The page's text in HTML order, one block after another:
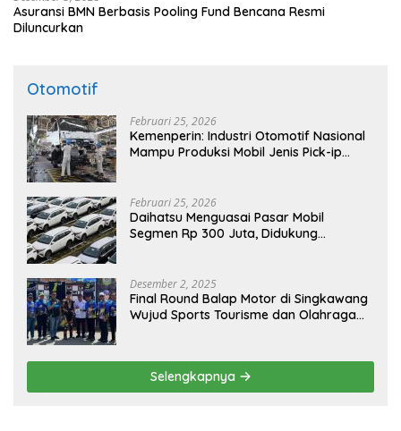
Asuransi BMN Berbasis Pooling Fund Bencana Resmi
Diluncurkan
Otomotif
Februari 25, 2026
Kemenperin: Industri Otomotif Nasional
Mampu Produksi Mobil Jenis Pick-ip
Februari 25, 2026
Daihatsu Menguasai Pasar Mobil
Segmen Rp 300 Juta, Didukung
Desember 2, 2025
Final Round Balap Motor di Singkawang
Wujud Sports Tourisme dan Olahraga
Selengkapnya